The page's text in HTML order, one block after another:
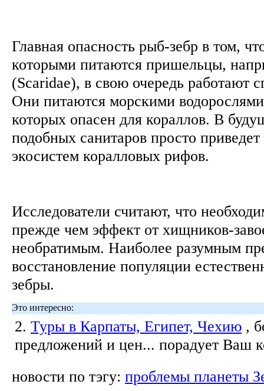
Главная опасность рыб-зебр в том,
которыми питаются пришельцы,
(Scaridae), в свою очередь работают
Они питаются морскими
которых опасен для кораллов. В
подобных санитаров просто
экосистем коралловых рифов.
Исследователи считают, что
прежде чем эффект от хищников-
необратимым. Наиболее разумным
восстановление популяции
зебры.
Это интересно:
2. Туры в Карпаты, Египет, Чехию ,
предложений и цен... порадует Ваш
новости по тэгу: проблемы планеты